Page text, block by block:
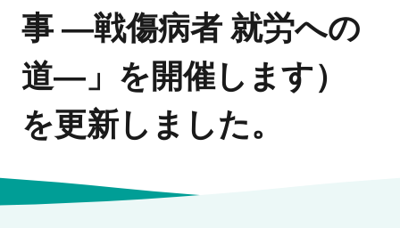
事 ―戦傷病者 就労への
道―」を開催します）
を更新しました。